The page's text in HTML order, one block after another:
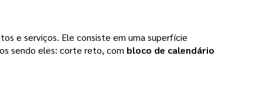
e serviços. Ele consiste em uma superfície
sendo eles: corte reto, com bloco de calendário